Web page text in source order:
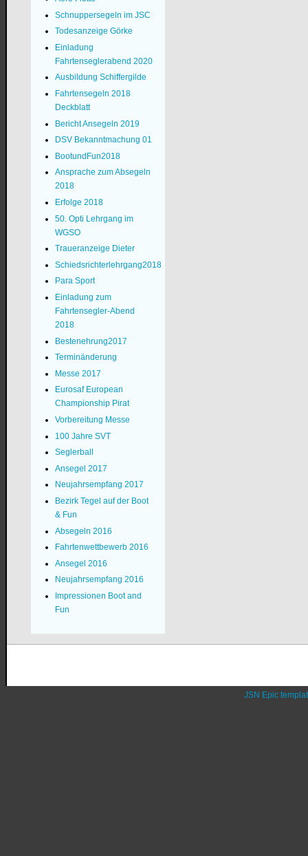
Schnuppersegeln im JSC
Todesanzeige Görke
Einladung
Fahrtenseglerabend 2020
Ausbildung Schiffergilde
Fahrtensegeln 2018
Deckblatt
Bericht Ansegeln 2019
DSV Bekanntmachung 01
BootundFun2018
Ansprache zum Absegeln
2018
Erfolge 2018
50. Opti Lehrgang im
WGSO
Traueranzeige Dieter
Schiedsrichterlehrgang2018
Para Sport
Einladung zum
Fahrtensegler-Abend
2018
Bestenehrung2017
Terminänderung
Messe 2017
Eurosaf European
Championship Pirat
Vorbereitung Messe
100 Jahre SVT
Seglerball
Ansegel 2017
Neujahrsempfang 2017
Bezirk Tegel auf der Boot
& Fun
Absegeln 2016
Fahrtenwettbewerb 2016
Ansegel 2016
Neujahrsempfang 2016
Impressionen Boot and
Fun
JSN Epic